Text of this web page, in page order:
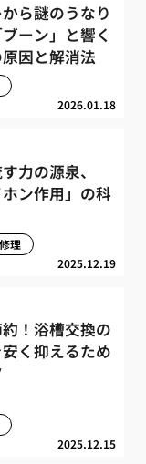
から謎のうなり
ーン」と響く
因と解消法
2026.01.18
力の源泉、
ホン作用」の科
2025.12.19
理
！浴槽交換の
く抑えるため
2025.12.15